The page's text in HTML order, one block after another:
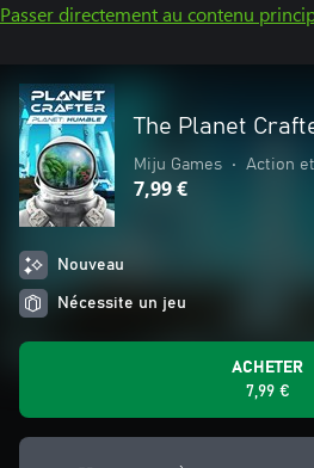
Passer directement au contenu
The Planet
Miju Games • Action
7,99 €
Nouveau
Nécessite un jeu
ACHETER
7,99 €